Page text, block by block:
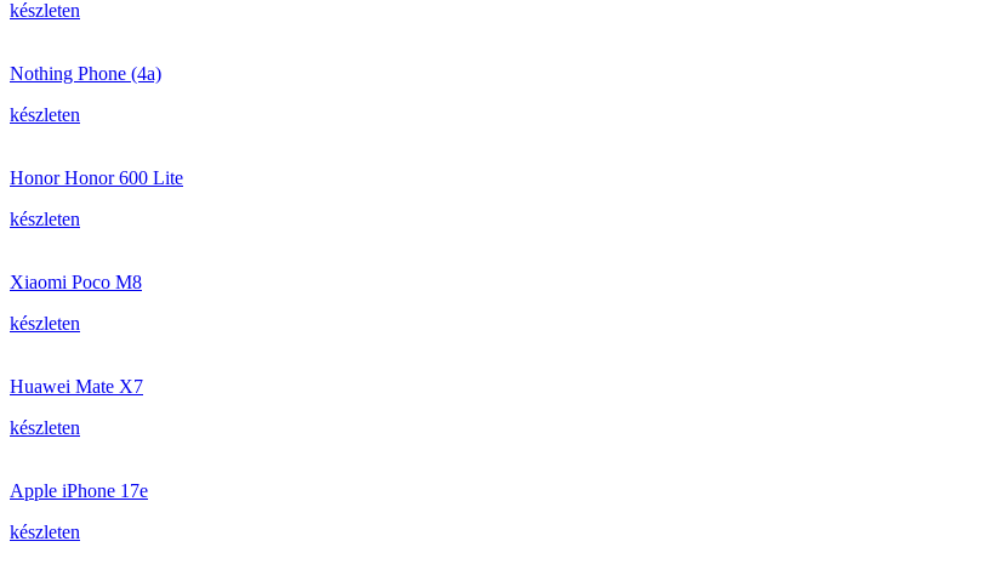
készleten
Nothing Phone (4a)
készleten
Honor Honor 600 Lite
készleten
Xiaomi Poco M8
készleten
Huawei Mate X7
készleten
Apple iPhone 17e
készleten